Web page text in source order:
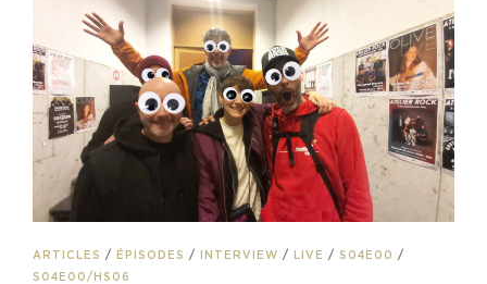
CAT
LINKS
ARTICLES / ÉPISODES / INTERVIEW / LIVE / S04E00 /
S04E00/HS06